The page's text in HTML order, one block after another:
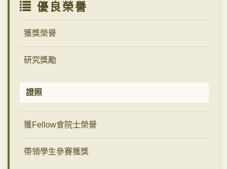
優良榮譽
獲獎榮譽
研究獎勵
證照
獲Fellow會院士榮譽
帶領學生參賽獲獎